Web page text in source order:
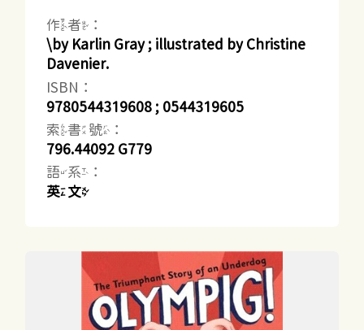
作者：
\by Karlin Gray ; illustrated by Christine
Davenier.
ISBN：
9780544319608 ; 0544319605
索書號：
796.44092 G779
語系：
英文